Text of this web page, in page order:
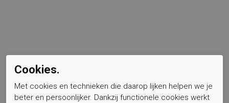
Cookies.
Met cookies en technieken die daarop lijken helpen we je
beter en persoonlijker. Dankzij functionele cookies werkt